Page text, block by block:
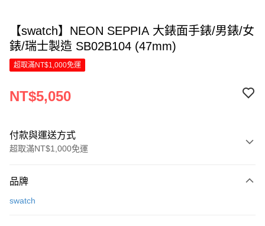
【swatch】NEON SEPPIA 大錶面手錶/男錶/女
錶/瑞士製造 SB02B104 (47mm)
超取滿NT$1,000免運
NT$5,050
付款與運送方式
超取滿NT$1,000免運
信用卡一次付款
品牌
swatch